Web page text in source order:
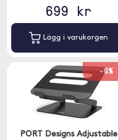
699 kr
Lägg i varukorgen
-6%
PORT Designs Adjustable